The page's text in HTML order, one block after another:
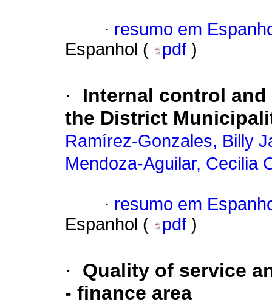
· resumo em
Espanhol (
pdf )
·
Internal control
the District
Ramírez-Gonzales, Billy
Mendoza-Aguilar, Cecilia
· resumo em
Espanhol (
pdf )
·
Quality of service
- finance area